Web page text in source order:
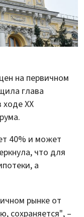
на первичном
глава
ходе ХХ
40% и может
что для
а
рынке от
сохраняется", –